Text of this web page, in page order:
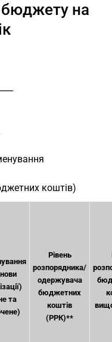
бюджету на
бюджетних коштів)
та
Рівень
розпорядника/
одержувача
бюджетних
коштів
(РРК)**